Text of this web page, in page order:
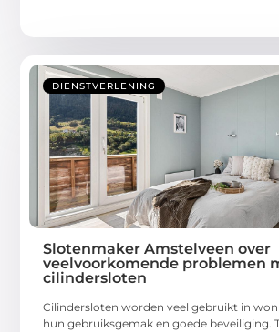
DIENSTVERLENING
Slotenmaker Amstelveen over
veelvoorkomende problemen
cilindersloten
Cilindersloten worden veel gebruikt in
hun gebruiksgemak en goede beveiliging.